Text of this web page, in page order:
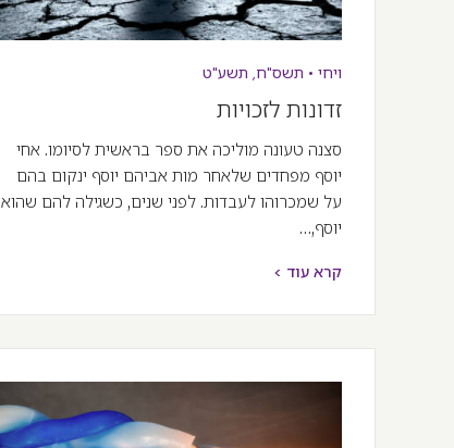
ויחי • תשס"ח, תשע"ט
זדונות לזכויות
סצנה טעונה מוליכה את ספר בראשית לסיומו. אחי
יוסף מפחדים שלאחר מות אביהם יוסף ינקום בהם
על שמכרוהו לעבדות. לפני שנים, כשגילה להם שהוא
יוסף,…
קרא עוד >